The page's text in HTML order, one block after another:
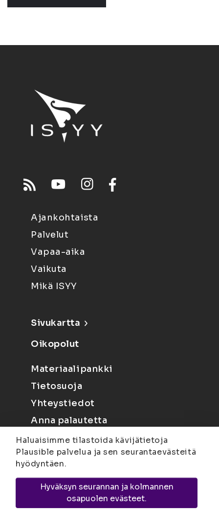
Ajankohtaista
Palvelut
Vapaa-aika
Vaikuta
Mikä ISYY
Sivukartta
Oikopolut
Materiaalipankki
Tietosuoja
Yhteystiedot
Anna palautetta
Joensuu
Suvantokatu 6, 80100 Joensuu |
KuopioYliopistonranta 15, PL 1627, 70211
Haluaisimme tilastoida kävijätietoja
Plausible palvelua ja sen seurantaevästeitä
hyödyntäen.
Hyväksyn seurannan ja kolmannen
osapuolen evästeet.